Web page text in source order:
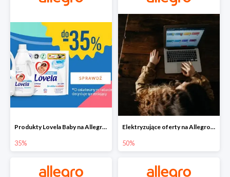
Produkty Lovela Baby na Allegro do -35%
35%
Elektryzujące oferty na Allegro do -50%
50%